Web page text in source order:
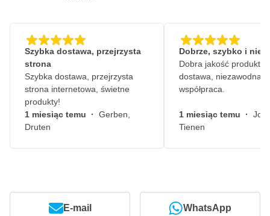
Szybka dostawa, przejrzysta
strona
Szybka dostawa, przejrzysta
strona internetowa, świetne
produkty!
1 miesiąc temu · Gerben,
Druten
Dobrze, szybko i
Dobra jakość
dostawa, niezawodna
współpraca.
1 miesiąc temu ·
Tienen
E-mail WhatsApp